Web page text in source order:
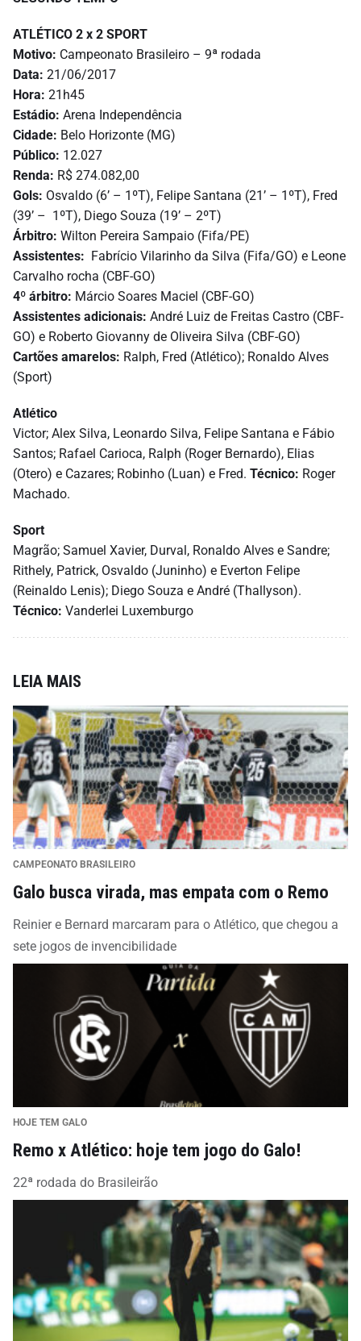
ATLÉTICO 2 x 2 SPORT
Motivo: Campeonato Brasileiro – 9ª rodada
Data: 21/06/2017
Hora: 21h45
Estádio: Arena Independência
Cidade: Belo Horizonte (MG)
Público: 12.027
Renda: R$ 274.082,00
Gols: Osvaldo (6’ – 1ºT), Felipe Santana (21’ – 1ºT), Fred
(39’ – 1ºT), Diego Souza (19’ – 2ºT)
Árbitro: Wilton Pereira Sampaio (Fifa/PE)
Assistentes: Fabrício Vilarinho da Silva (Fifa/GO) e Leone
Carvalho rocha (CBF-GO)
4º árbitro: Márcio Soares Maciel (CBF-GO)
Assistentes adicionais: André Luiz de Freitas Castro (CBF-
GO) e Roberto Giovanny de Oliveira Silva (CBF-GO)
Cartões amarelos: Ralph, Fred (Atlético); Ronaldo Alves
(Sport)
Atlético
Victor; Alex Silva, Leonardo Silva, Felipe Santana e Fábio
Santos; Rafael Carioca, Ralph (Roger Bernardo), Elias
(Otero) e Cazares; Robinho (Luan) e Fred. Técnico: Roger
Machado.
Sport
Magrão; Samuel Xavier, Durval, Ronaldo Alves e Sandre;
Rithely, Patrick, Osvaldo (Juninho) e Everton Felipe
(Reinaldo Lenis); Diego Souza e André (Thallyson).
Técnico: Vanderlei Luxemburgo
LEIA MAIS
CAMPEONATO BRASILEIRO
Galo busca virada, mas empata com o Remo
Reinier e Bernard marcaram para o Atlético, que chegou a
sete jogos de invencibilidade
HOJE TEM GALO
Remo x Atlético: hoje tem jogo do Galo!
22ª rodada do Brasileirão